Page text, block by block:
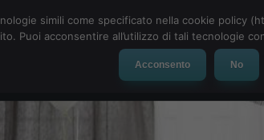
Social Network App
simili come specificato nella cookie
Puoi acconsentire all’utilizzo di tali tecnologie
Acconsento No